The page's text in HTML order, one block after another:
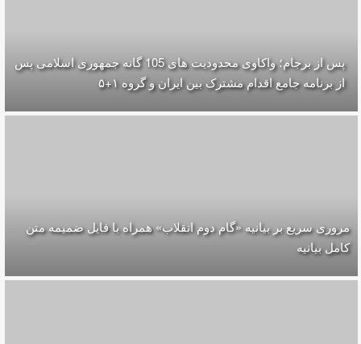
پس از برجام؛ واکاوی محدودیت های 105 گانه جمهوری اسلامی پس
از برنامه جامع اقدام مشترک بین ایران و گروه ۱+۵
مروری سریع بر بیانیه «گام دوم انقلاب» همراه با فایل ضمیمه متن
کامل بیانیه